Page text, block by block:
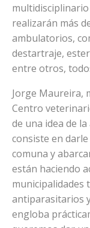
multidisciplinario
realizarán más
ambulatorios,
destartraje,
entre otros,
Jorge Maureira,
Centro
de una idea de
consiste en
comuna y
están haciendo
municipalidades
antiparasitarios
engloba